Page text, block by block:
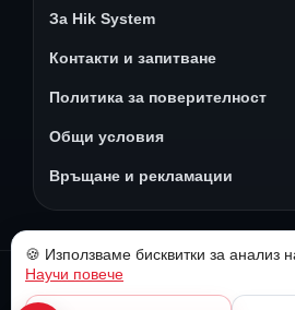
За Hik System
Контакти и запитване
Политика за поверителност
Общи условия
Връщане и рекламации
© 2026 Hik System
🍪 Използваме бисквитки за анализ
Научи повече